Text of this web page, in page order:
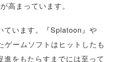
高まっています。
ています。『Splatoon』や
ゲームソフトはヒットしたも
をもたらすまでには至って